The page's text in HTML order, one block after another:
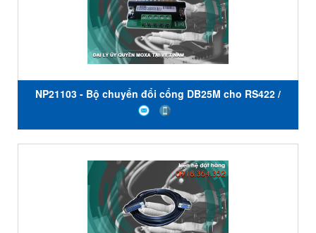
NP21103 - Bộ chuyển đổi cổng DB25M cho RS422 /
485 (NPORT DE-211) - Moxa Việt Nam